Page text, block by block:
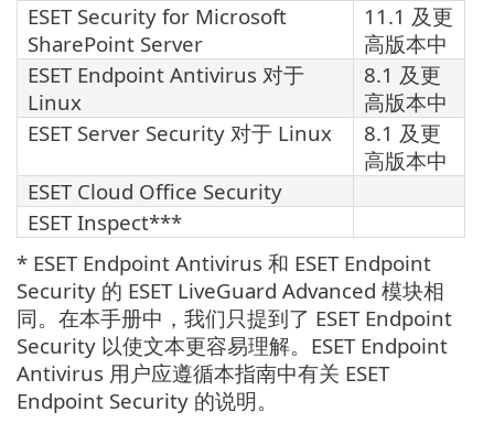
ESET Security for Microsoft
SharePoint Server
11.1 及更
高版本中
ESET Endpoint Antivirus 对于
Linux
8.1 及更
高版本中
ESET Server Security 对于 Linux
8.1 及更
高版本中
ESET Cloud Office Security
ESET Inspect***
* ESET Endpoint Antivirus 和 ESET Endpoint
Security 的 ESET LiveGuard Advanced 模块相
同。在本手册中，我们只提到了 ESET Endpoint
Security 以使文本更容易理解。ESET Endpoint
Antivirus 用户应遵循本指南中有关 ESET
Endpoint Security 的说明。